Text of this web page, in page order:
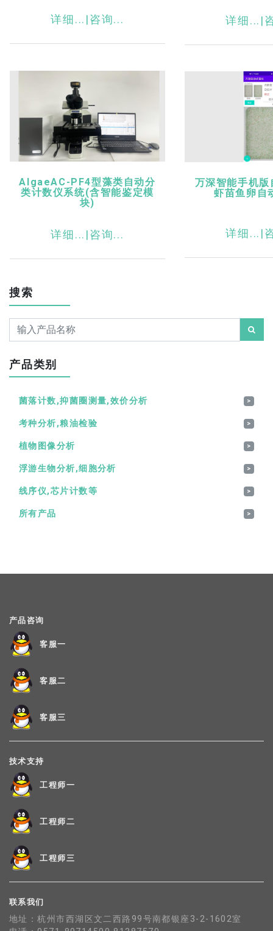
详细...| 咨询... 详细...|
AlgaeAC-PF4型藻类自动分
类计数仪系统(含智能鉴定模
块)
详细...| 咨询...
万深智能手机
虾苗鱼卵自
详细...|
搜索
产品类别
菌落计数,抑菌圈测量,效价分析 >
考种分析,粮油检验 >
植物图像分析 >
浮游生物分析,细胞分析 >
线序仪,芯片计数等 >
所有产品 >
产品咨询
客服一
客服二
客服三
技术支持
工程师一
工程师二
工程师三
联系我们
地址：杭州市西湖区文二西路99号南都银座3-2-1602室